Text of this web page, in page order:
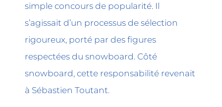
simple concours de popularité. Il
s’agissait d’un processus de sélection
rigoureux, porté par des figures
respectées du snowboard. Côté
snowboard, cette responsabilité revenait
à Sébastien Toutant.